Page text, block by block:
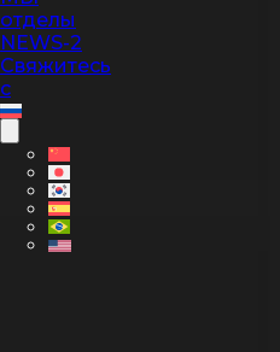
отделы
NEWS-2
Свяжитесь
с